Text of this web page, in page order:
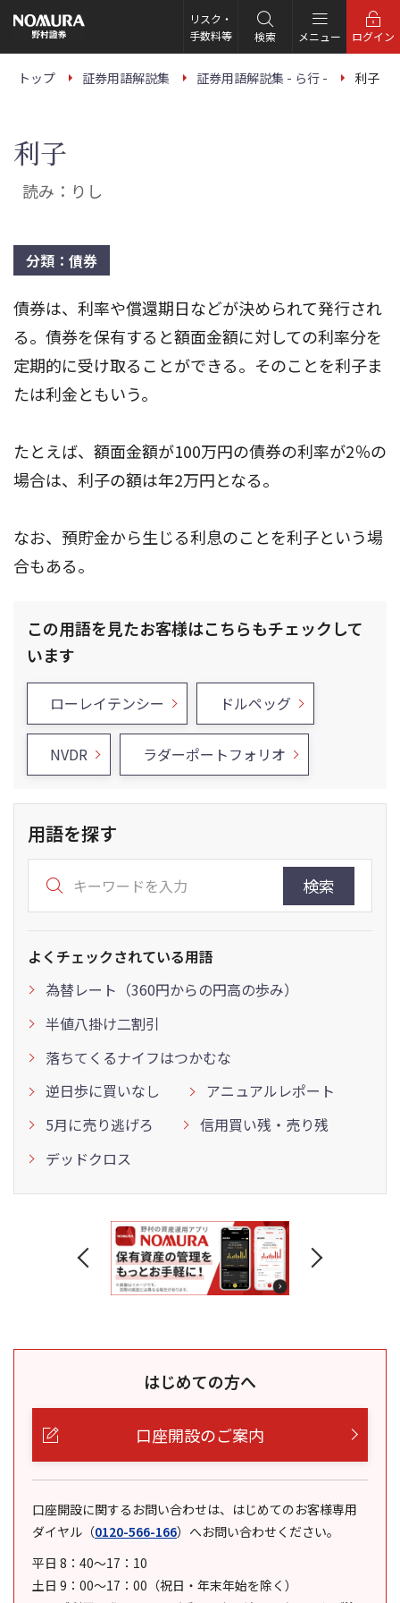
の
ー
リスク・
手数料等
検索 メニュー ログイン
トップ 証券用語解説集 証券用語解説集 - ら行 - 利子
利子
読み：りし
分類：債券
債券は、利率や償還期日などが決められて発行され
る。債券を保有すると額面金額に対しての利率分を
定期的に受け取ることができる。そのことを利子ま
たは利金ともいう。
たとえば、額面金額が100万円の債券の利率が2％の
場合は、利子の額は年2万円となる。
なお、預貯金から生じる利息のことを利子という場
合もある。
この用語を見たお客様はこちらもチェックして
います
ローレイテンシー ドルペッグ
NVDR ラダーポートフォリオ
用語を探す
検索
よくチェックされている用語
為替レート（360円からの円高の歩み）
半値八掛け二割引
落ちてくるナイフはつかむな
逆日歩に買いなし
アニュアルレポート
5月に売り逃げろ
信用買い残・売り残
デッドクロス
はじめての方へ
口座開設のご案内
口座開設に関するお問い合わせは、はじめてのお客様専用
ダイヤル （0120-566-166） へお問い合わせください。
平日 8：40～17：10
土日 9：00～17：00（祝日・年末年始を除く）